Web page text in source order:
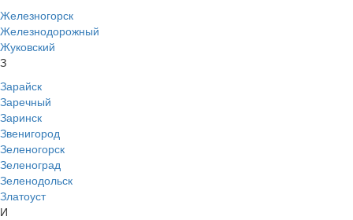
Железногорск
Железнодорожный
Жуковский
З
Зарайск
Заречный
Заринск
Звенигород
Зеленогорск
Зеленоград
Зеленодольск
Златоуст
И